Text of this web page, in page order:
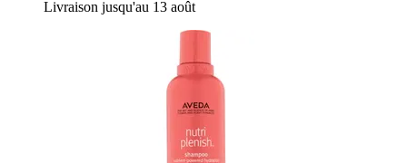
Livraison jusqu'au 13 août